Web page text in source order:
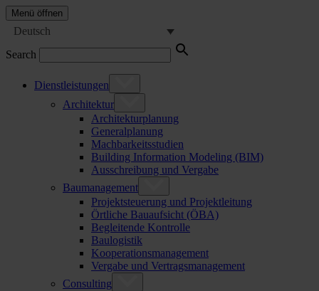
Menü öffnen
Deutsch
Search
Dienstleistungen
Architektur
Architekturplanung
Generalplanung
Machbarkeitsstudien
Building Information Modeling (BIM)
Ausschreibung und Vergabe
Baumanagement
Projektsteuerung und Projektleitung
Örtliche Bauaufsicht (ÖBA)
Begleitende Kontrolle
Baulogistik
Kooperationsmanagement
Vergabe und Vertragsmanagement
Consulting